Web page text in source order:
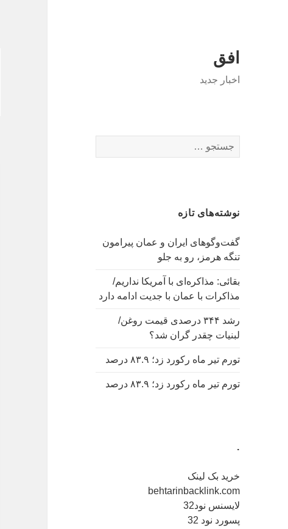
افق
اخبار جدید
برای:
نوشته‌های تازه
گفت‌وگوهای ایران و عمان پیرامون
تنگه هرمز، رو به جلو
بقائی: مذاکره‌ای با آمریکا نداریم/
مذاکرات با عمان با جدیت ادامه دارد
رشد ۳۴۴ درصدی قیمت روغن/
لبنیات چقدر گران شد؟
تورم تیر ماه رکورد زد؛ ۸۳.۹ درصد
تورم تیر ماه رکورد زد؛ ۸۳.۹ درصد
.
خرید بک لینک
behtarinbacklink.com
لایسنس نود32
پسورد نود 32